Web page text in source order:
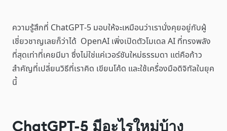
ความรู้สึกที่ ChatGPT-5 มอบให้จะเหมือนว่าเรานั่งคุยอยู่กับผู้
เชี่ยวชาญเลยก็ว่าได้ OpenAI เพิ่งเปิดตัวโมเดล AI ที่ทรงพลัง
ที่สุดเท่าที่เคยมีมา ซึ่งไม่ใช่แค่เวอร์ชันใหม่ธรรมดา แต่คือก้าว
สำคัญที่เปลี่ยนวิธีที่เราคิด เขียนโค้ด และใช้เครื่องมือดิจิทัลในยุค
นี้
ChatGPT-5 มีอะไรใหม่บ้าง